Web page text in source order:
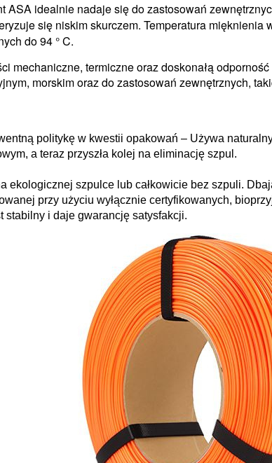
ASA idealnie nadaje się do zastosowań
się niskim skurczem. Temperatura mięknienia
do 94 ° C.
mechaniczne, termiczne oraz doskonałą
morskim oraz do zastosowań zewnętrznych,
politykę w kwestii opakowań – Używa
a teraz przyszła kolej na eliminację szpul.
ekologicznej szpulce lub całkowicie bez szpuli.
przy użyciu wyłącznie certyfikowanych,
stabilny i daje gwarancję satysfakcji.